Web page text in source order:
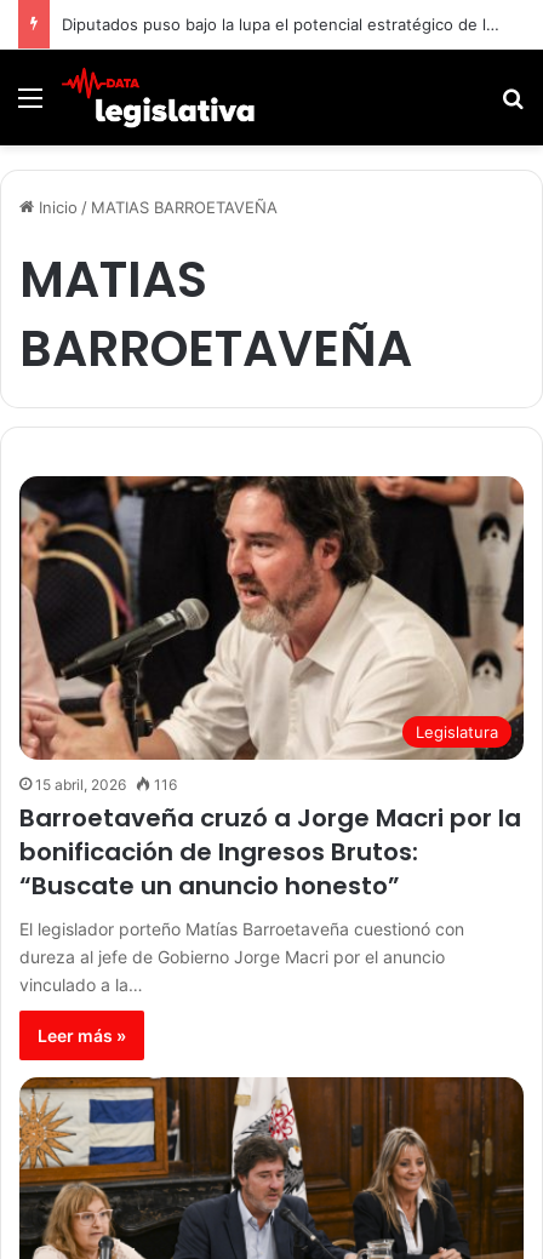
Diputados puso bajo la lupa el potencial estratégico de las tierras raras
Menú
Inicio / MATIAS BARROETAVEÑA
MATIAS
BARROETAVEÑA
Legislatura
15 abril, 2026 116
Barroetaveña cruzó a Jorge Macri por la
bonificación de Ingresos Brutos:
“Buscate un anuncio honesto”
El legislador porteño Matías Barroetaveña cuestionó con
dureza al jefe de Gobierno Jorge Macri por el anuncio
vinculado a la…
Leer más »